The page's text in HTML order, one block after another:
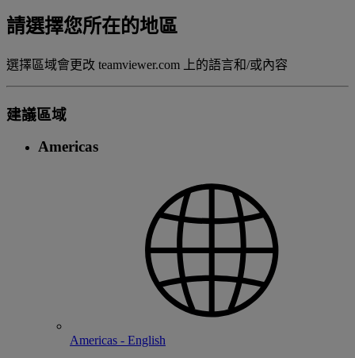
請選擇您所在的地區
選擇區域會更改 teamviewer.com 上的語言和/或內容
建議區域
Americas
Americas - English